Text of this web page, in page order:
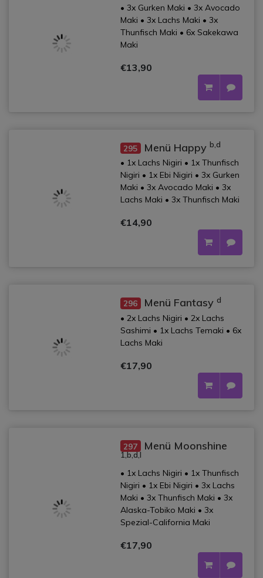
• 3x Gurken Maki • 3x Avocado
Maki • 3x Lachs Maki • 3x
Thunfisch Maki • 6x Sakekawa
Maki
€13,90
295 Menü Happy b,d
• 1x Lachs Nigiri • 1x Thunfisch
Nigiri • 1x Ebi Nigiri • 3x Gurken
Maki • 3x Avocado Maki • 3x
Lachs Maki • 3x Thunfisch Maki
€14,90
296 Menü Fantasy d
• 2x Lachs Nigiri • 2x Lachs
Sashimi • 1x Lachs Temaki • 6x
Lachs Maki
€17,90
297 Menü Moonshine
1,b,d,l
• 1x Lachs Nigiri • 1x Thunfisch
Nigiri • 1x Ebi Nigiri • 3x Lachs
Maki • 3x Thunfisch Maki • 3x
Alaska-Tobiko Maki • 3x
Spezial-California Maki
€17,90